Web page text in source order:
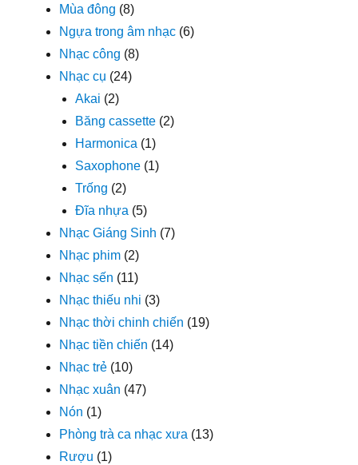
Mùa đông (8)
Ngựa trong âm nhạc (6)
Nhạc công (8)
Nhạc cụ (24)
Akai (2)
Băng cassette (2)
Harmonica (1)
Saxophone (1)
Trống (2)
Đĩa nhựa (5)
Nhạc Giáng Sinh (7)
Nhạc phim (2)
Nhạc sến (11)
Nhạc thiếu nhi (3)
Nhạc thời chinh chiến (19)
Nhạc tiền chiến (14)
Nhạc trẻ (10)
Nhạc xuân (47)
Nón (1)
Phòng trà ca nhạc xưa (13)
Rượu (1)